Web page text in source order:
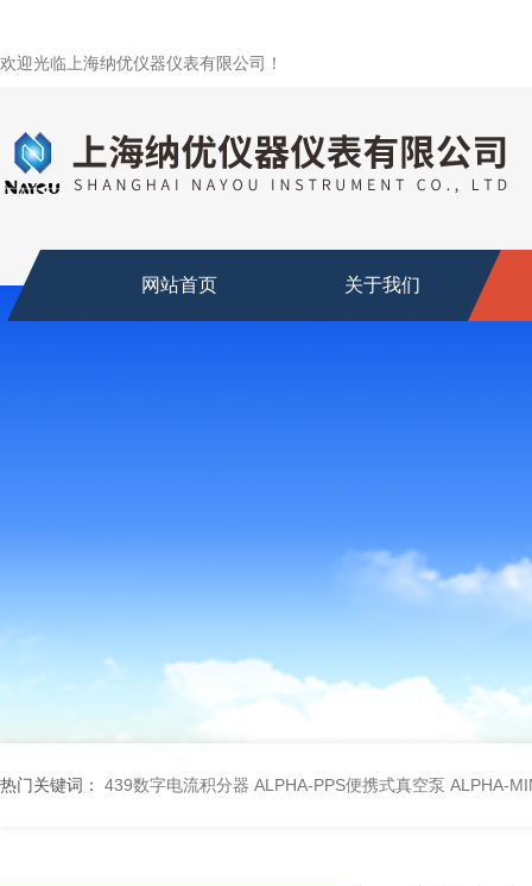
欢迎光临上海纳优仪器仪表有限公司！
网站首页 关于我们
热门关键词： 439数字电流积分器 ALPHA-PPS便携式真空泵 ALPHA-